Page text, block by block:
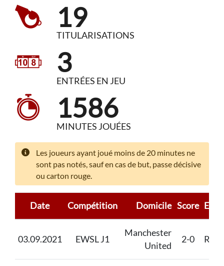
19
TITULARISATIONS
3
ENTRÉES EN JEU
1586
MINUTES JOUÉES
Les joueurs ayant joué moins de 20 minutes ne
sont pas notés, sauf en cas de but, passe décisive
ou carton rouge.
Date Compétition Domicile Score
03.09.2021 EWSL J1
Manchester
United
2-0